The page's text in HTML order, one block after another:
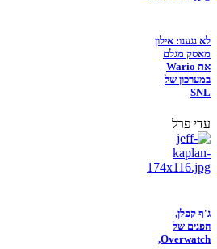
לא נגענו: אילון
מאסק מגלם
את Wario
במערכון של
SNL
עדי פרל
ג'ף קפלן,
הפנים של
Overwatch,